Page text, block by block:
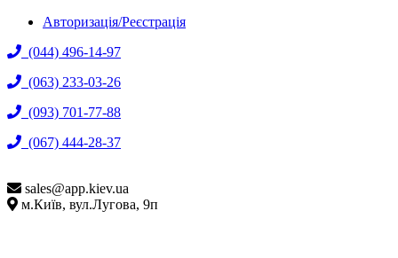
Авторизація/Реєстрація
(044) 496-14-97
(063) 233-03-26
(093) 701-77-88
(067) 444-28-37
sales@app.kiev.ua
м.Київ, вул.Лугова, 9п